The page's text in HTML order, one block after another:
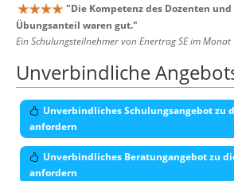
"Die Kompetenz des Dozenten
Übungsanteil waren gut."
Ein Schulungsteilnehmer von Enertrag SE im
Unverbindliche
Unverbindliches Schulungsangebot zu
anfordern
Unverbindliches Beratungangebot zu
anfordern